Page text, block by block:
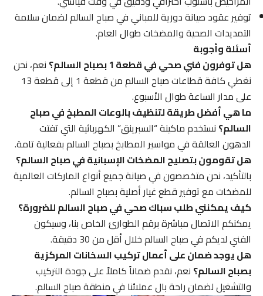
توفير عقود صيانة دورية للمباني في صباح السالم لضمان سلامة
التمديدات الصحية والمضخات طوال العام.
أسئلة وأجوبة
هل توفرون فني صحي في قطعة 1 بصباح السالم؟
نعم، نحن
نغطي كافة قطاعات صباح السالم من قطعة 1 إلى قطعة 13
على مدار الساعة طوال الأسبوع.
ما هي أفضل طريقة لتنظيف بالوعات المطبخ في صباح
السالم؟نستخدم ماكينة “السبرينق” الكهربائية التي تفتت
الدهون العالقة في مواسير المطابخ بصباح السالم بفعالية تامة.
هل تقومون بتصليح المضخات الإسبانية في صباح السالم؟
بالتأكيد، نحن متخصصون في صيانة جميع أنواع الماركات العالمية
للمضخات مع توفير قطع غيار أصلية بصباح السالم.
كيف يمكنني طلب سباك صحي في صباح السالم للضرورة؟
يمكنكم الاتصال مباشرة برقم الطوارئ الخاص بنا، وسيكون
الفني لديكم في صباح السالم خلال أقل من 30 دقيقة.
هل يوجد ضمان على أعمال تركيب السخانات المركزية
بصباح السالم؟نعم، نقدم ضماناً كاملاً على جودة التركيب
والتشغيل لضمان راحة بال عملائنا في منطقة صباح السالم.